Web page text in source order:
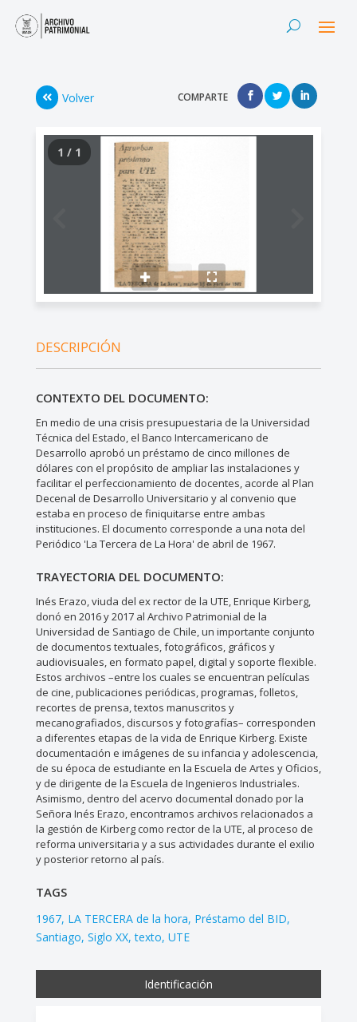
Volver COMPARTE
1 / 1
DESCRIPCIÓN
CONTEXTO DEL DOCUMENTO:
En medio de una crisis presupuestaria de la Universidad
Técnica del Estado, el Banco Intercamericano de
Desarrollo aprobó un préstamo de cinco millones de
dólares con el propósito de ampliar las instalaciones y
facilitar el perfeccionamiento de docentes, acorde al Plan
Decenal de Desarrollo Universitario y al convenio que
estaba en proceso de finiquitarse entre ambas
instituciones. El documento corresponde a una nota del
Periódico 'La Tercera de La Hora' de abril de 1967.
TRAYECTORIA DEL DOCUMENTO:
Inés Erazo, viuda del ex rector de la UTE, Enrique Kirberg,
donó en 2016 y 2017 al Archivo Patrimonial de la
Universidad de Santiago de Chile, un importante conjunto
de documentos textuales, fotográficos, gráficos y
audiovisuales, en formato papel, digital y soporte flexible.
Estos archivos –entre los cuales se encuentran películas
de cine, publicaciones periódicas, programas, folletos,
recortes de prensa, textos manuscritos y
mecanografiados, discursos y fotografías– corresponden
a diferentes etapas de la vida de Enrique Kirberg. Existe
documentación e imágenes de su infancia y adolescencia,
de su época de estudiante en la Escuela de Artes y Oficios,
y de dirigente de la Escuela de Ingenieros Industriales.
Asimismo, dentro del acervo documental donado por la
Señora Inés Erazo, encontramos archivos relacionados a
la gestión de Kirberg como rector de la UTE, al proceso de
reforma universitaria y a sus actividades durante el exilio
y posterior retorno al país.
TAGS
1967 LA TERCERA de la hora Préstamo del BID
Santiago Siglo XX texto UTE
Identificación